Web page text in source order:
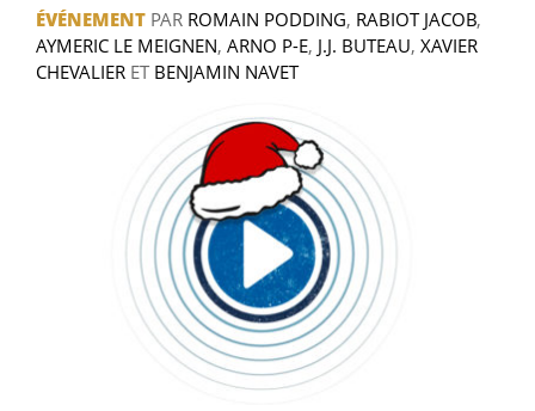
ÉVÉNEMENT PAR ROMAIN PODDING, RABIOT JACOB,
AYMERIC LE MEIGNEN, ARNO P-E, J.J. BUTEAU, XAVIER
CHEVALIER ET BENJAMIN NAVET